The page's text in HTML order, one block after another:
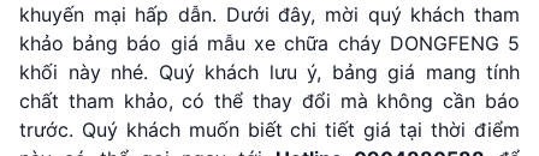
khuyến mại hấp dẫn. Dưới đây, mời quý khách tham
khảo bảng báo giá mẫu xe chữa cháy DONGFENG 5
khối này nhé. Quý khách lưu ý, bảng giá mang tính
chất tham khảo, có thể thay đổi mà không cần báo
trước. Quý khách muốn biết chi tiết giá tại thời điểm